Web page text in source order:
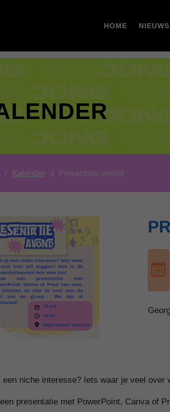
HOME NIEUWS
Kalender Presentatie-avond
een niche interesse? Iets waar je veel
presentatie met PowerPoint, Canva of